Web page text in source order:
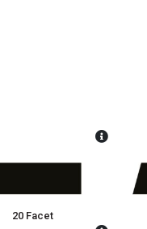
20 Facet